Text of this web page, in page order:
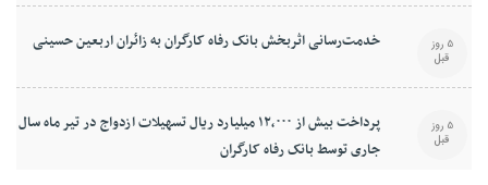
خدمت‌رسانی اثربخش بانک رفاه کارگران به زائران اربعین حسینی 5 روز
قبل
پرداخت بیش از ۱۲,۰۰۰ میلیارد ریال تسهیلات ازدواج در تیر ماه سال
جاری توسط بانک رفاه کارگران
5 روز
قبل